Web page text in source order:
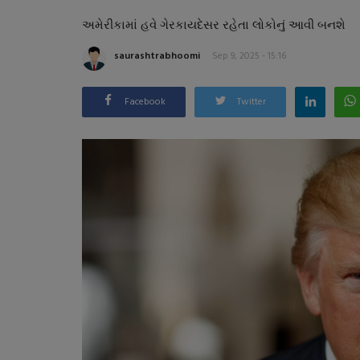
અમેરીકામાં હવે ગેરકાયદેસર રહેતા લોકોનું આવી બનશે
saurashtrabhoomi Sep 9, 2025 - 15:16
Facebook Twitter